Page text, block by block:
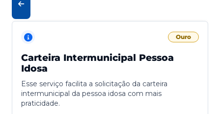
Ouro
Carteira Intermunicipal Pessoa
Idosa
Esse serviço facilita a solicitação da carteira
intermunicipal da pessoa idosa com mais
praticidade.